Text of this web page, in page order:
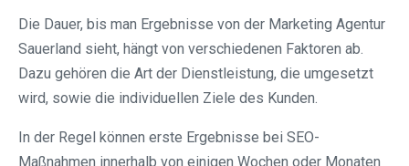
Die Dauer, bis man Ergebnisse von der Marketing Agentur
Sauerland sieht, hängt von verschiedenen Faktoren ab.
Dazu gehören die Art der Dienstleistung, die umgesetzt
wird, sowie die individuellen Ziele des Kunden.
In der Regel können erste Ergebnisse bei SEO-
Maßnahmen innerhalb von einigen Wochen oder Monaten